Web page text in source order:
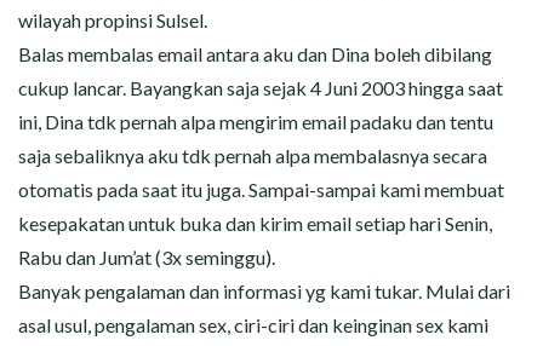
wilayah propinsi Sulsel.
Balas membalas email antara aku dan Dina boleh dibilang
cukup lancar. Bayangkan saja sejak 4 Juni 2003 hingga saat
ini, Dina tdk pernah alpa mengirim email padaku dan tentu
saja sebaliknya aku tdk pernah alpa membalasnya secara
otomatis pada saat itu juga. Sampai-sampai kami membuat
kesepakatan untuk buka dan kirim email setiap hari Senin,
Rabu dan Jum’at (3x seminggu).
Banyak pengalaman dan informasi yg kami tukar. Mulai dari
asal usul, pengalaman sex, ciri-ciri dan keinginan sex kami